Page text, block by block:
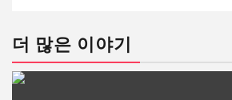
더 많은 이야기